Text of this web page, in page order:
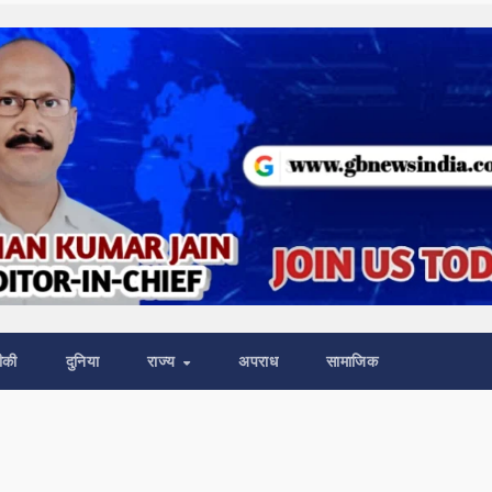
दुनिया राज्य अपराध सामाजिक